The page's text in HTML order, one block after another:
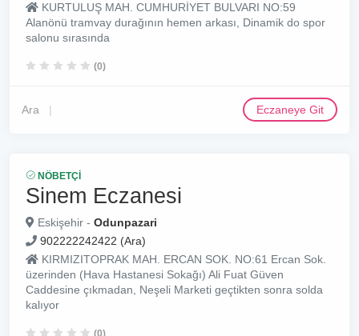
KURTULUŞ MAH. CUMHURİYET BULVARI NO:59
Alanönü tramvay durağının hemen arkası, Dinamik do spor
salonu sırasında
(0)
Ara Eczaneye Git
NÖBETÇI
Sinem Eczanesi
Eskişehir - Odunpazari
902222242422 (Ara)
KIRMIZITOPRAK MAH. ERCAN SOK. NO:61 Ercan Sok.
üzerinden (Hava Hastanesi Sokağı) Ali Fuat Güven
Caddesine çıkmadan, Neşeli Marketi geçtikten sonra solda
kalıyor
(0)